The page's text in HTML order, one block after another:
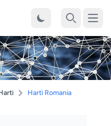
Harti Romania